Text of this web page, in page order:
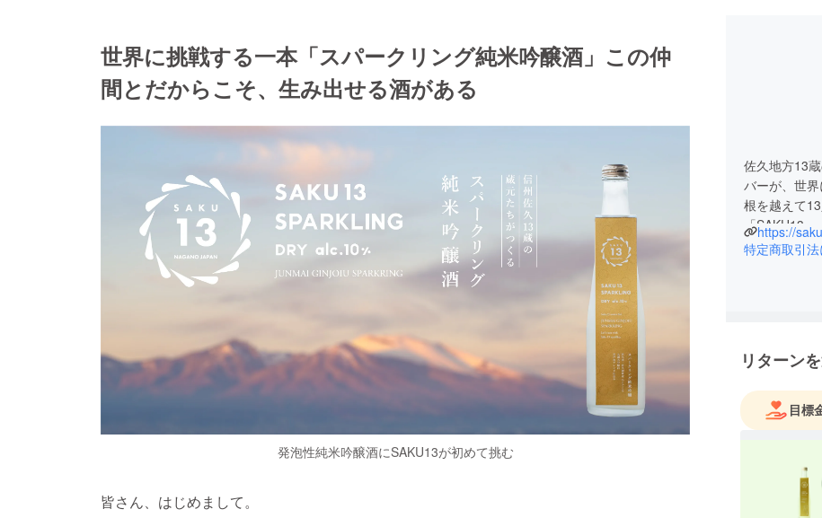
世界に挑戦する一本「スパークリング純米吟醸酒」この仲
間とだからこそ、生み出せる酒がある
発泡性純米吟醸酒にSAKU13が初めて挑む
皆さん、はじめまして。
佐久地方13
バーが、世
根を越えて
「SAKU13」
ど、テーマを
https://
特定商取引
リターン
目標